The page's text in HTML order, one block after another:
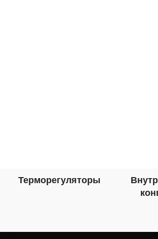
Терморегуляторы